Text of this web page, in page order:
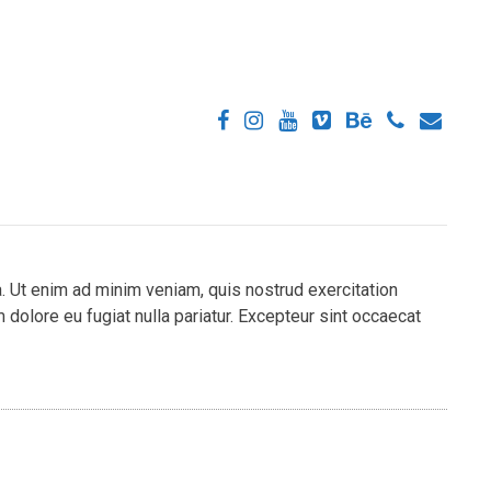
enim ad minim veniam, quis nostrud exercitation
eu fugiat nulla pariatur. Excepteur sint occaecat